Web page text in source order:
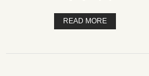
READ MORE